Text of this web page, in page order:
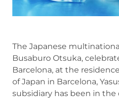
The Japanese
Busaburo Otsuka,
Barcelona, at the
of Japan in Barcelona,
subsidiary has been in the